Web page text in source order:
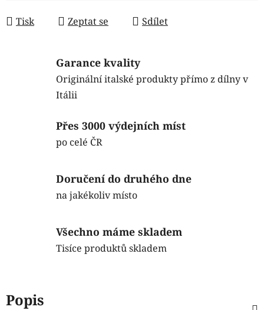
Tisk Zeptat se Sdílet
Garance kvality
Originální italské produkty přímo z dílny v
Itálii
Přes 3000 výdejních míst
po celé ČR
Doručení do druhého dne
na jakékoliv místo
Všechno máme skladem
Tisíce produktů skladem
Popis